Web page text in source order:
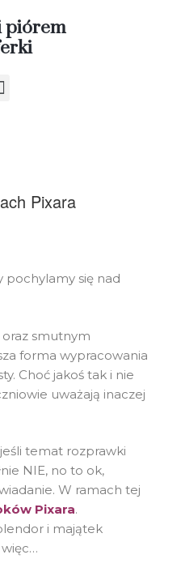
piórem
Pixara
pochylamy się nad
oraz smutnym
forma wypracowania
Choć jakoś tak i nie
uważają inaczej
temat rozprawki
NIE, no to ok,
W ramach tej
Pixara.
i majątek
więc…